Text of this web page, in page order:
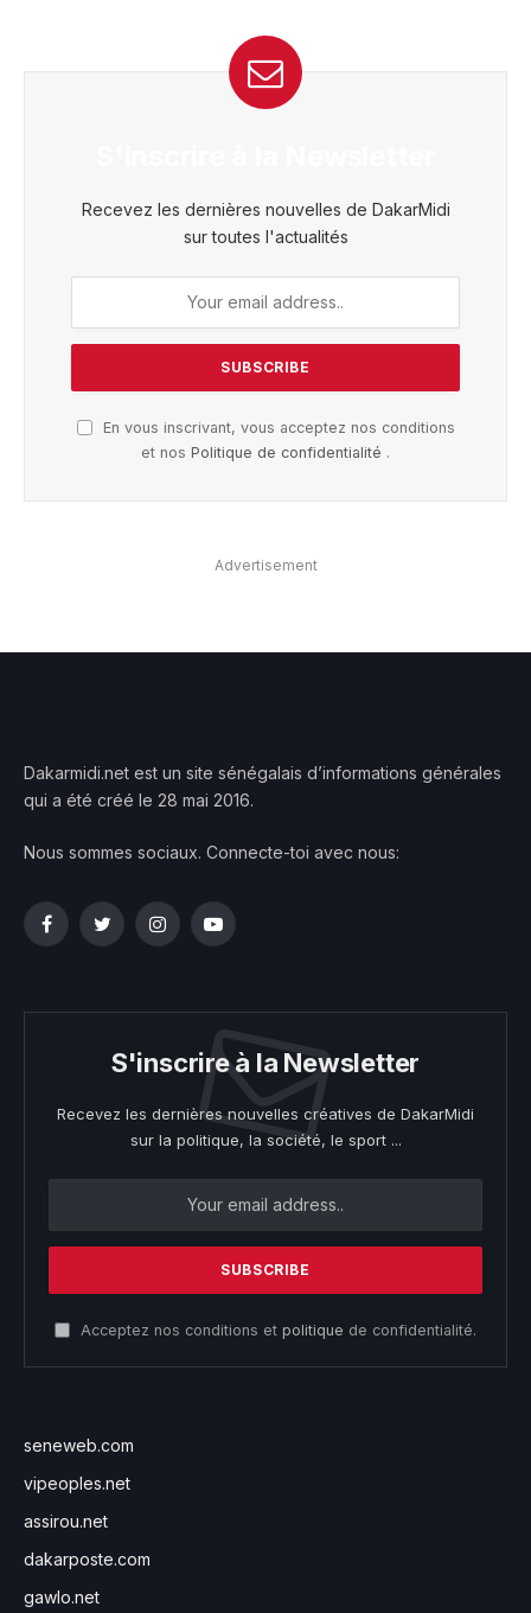
Recevez les dernières nouvelles de DakarMidi
sur toutes l'actualités
En vous inscrivant, vous acceptez nos conditions
et nos Politique de confidentialité .
Advertisement
Dakarmidi.net est un site sénégalais d’informations générales
qui a été créé le 28 mai 2016.
Nous sommes sociaux. Connecte-toi avec nous:
FacebookTwitterInstagramYouTube
S'inscrire à la Newsletter
Recevez les dernières nouvelles créatives de DakarMidi
sur la politique, la société, le sport ...
Acceptez nos conditions et politique de confidentialité.
seneweb.com
vipeoples.net
assirou.net
dakarposte.com
gawlo.net